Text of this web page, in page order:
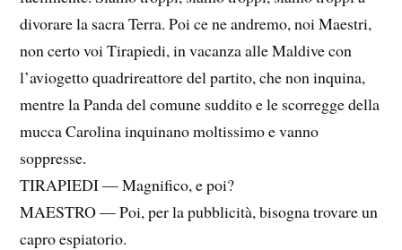
divorare la sacra Terra. Poi ce ne andremo, noi Maestri,
non certo voi Tirapiedi, in vacanza alle Maldive con
l’aviogetto quadrireattore del partito, che non inquina,
mentre la Panda del comune suddito e le scorregge della
mucca Carolina inquinano moltissimo e vanno
soppresse.
TIRAPIEDI — Magnifico, e poi?
MAESTRO — Poi, per la pubblicità, bisogna trovare un
capro espiatorio.